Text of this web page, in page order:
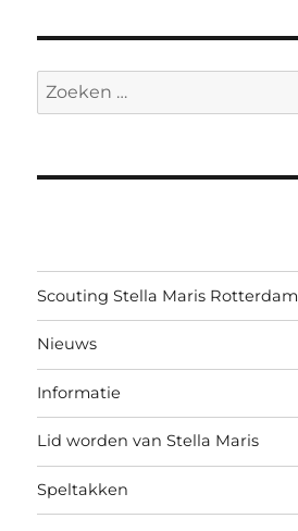
Zoeken
naar:
Scouting Stella Maris Rotterdam
Nieuws
Informatie
Lid worden van Stella Maris
Speltakken